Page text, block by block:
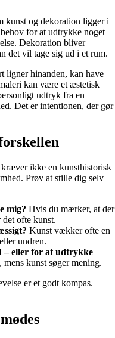
kunst og dekoration ligger i
for at udtrykke noget –
Dekoration bliver
det vil tage sig ud i et rum.
ligner hinanden, kan have
kan være et æstetisk
udtryk fra en
Det er intentionen, der gør
ikke en kunsthistorisk
Prøv at stille dig selv
mig? Hvis du mærker, at der
ofte kunst.
Kunst vækker ofte en
undren.
– eller for at udtrykke
kunst søger mening.
er et godt kompas.